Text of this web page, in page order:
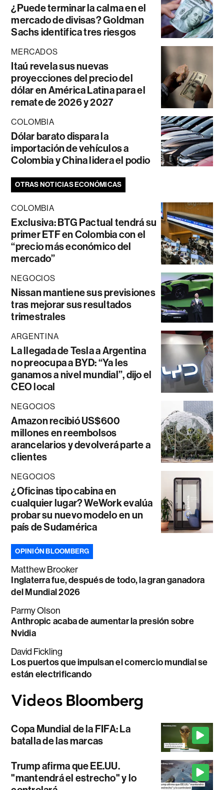
¿Puede terminar la calma en el
mercado de divisas? Goldman
Sachs identifica tres riesgos
MERCADOS
Itaú revela sus nuevas
proyecciones del precio del
dólar en América Latina para el
remate de 2026 y 2027
COLOMBIA
Dólar barato dispara la
importación de vehículos a
Colombia y China lidera el podio
OTRAS NOTICIAS ECONÓMICAS
COLOMBIA
Exclusiva: BTG Pactual tendrá su
primer ETF en Colombia con el
“precio más económico del
mercado”
NEGOCIOS
Nissan mantiene sus previsiones
tras mejorar sus resultados
trimestrales
ARGENTINA
La llegada de Tesla a Argentina
no preocupa a BYD: “Ya les
ganamos a nivel mundial”, dijo el
CEO local
NEGOCIOS
Amazon recibió US$600
millones en reembolsos
arancelarios y devolverá parte a
clientes
NEGOCIOS
¿Oficinas tipo cabina en
cualquier lugar? WeWork evalúa
probar su nuevo modelo en un
país de Sudamérica
OPINIÓN BLOOMBERG
Matthew Brooker
Inglaterra fue, después de todo, la gran ganadora
del Mundial 2026
Parmy Olson
Anthropic acaba de aumentar la presión sobre
Nvidia
David Fickling
Los puertos que impulsan el comercio mundial se
están electrificando
Copa Mundial de la FIFA: La
batalla de las marcas
Trump afirma que EE.UU.
"mantendrá el estrecho" y lo